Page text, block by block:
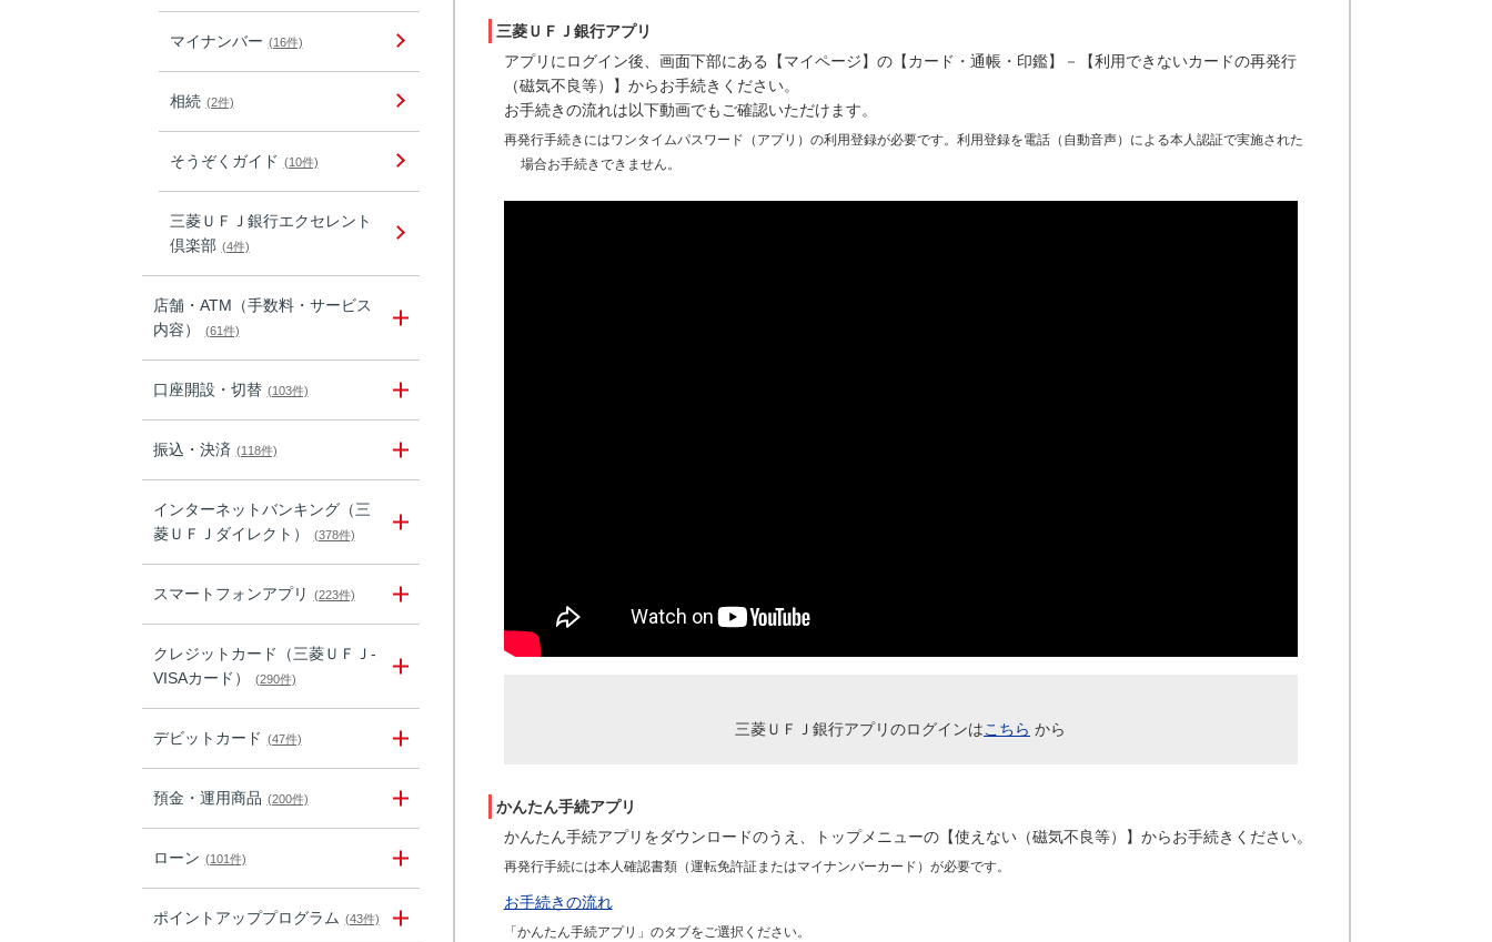
マイナンバー (16件)
相続 (2件)
そうぞくガイド (10件)
三菱ＵＦＪ銀行エクセレント
倶楽部 (4件)
店舗・ATM（手数料・サービス
内容）
(61件)
口座開設・切替 (103件)
振込・決済 (118件)
インターネットバンキング（三
菱ＵＦＪダイレクト）
(378件)
スマートフォンアプリ (223件)
クレジットカード（三菱ＵＦＪ-
VISAカード）
(290件)
デビットカード (47件)
預金・運用商品 (200件)
ローン (101件)
ポイントアッププログラム (43件)
三菱ＵＦＪ銀行アプリ
アプリにログイン後、画面下部にある【マイページ】の【カード・通帳・印鑑】－【利用できないカードの再発行
（磁気不良等）】からお手続きください。
お手続きの流れは以下動画でもご確認いただけます。
再発行手続きにはワンタイムパスワード（アプリ）の利用登録が必要です。利用登録を電話（自動音声）による本人認証で実施された
場合お手続きできません。
三菱ＵＦＪ銀行アプリのログインはこちら から
かんたん手続アプリ
かんたん手続アプリをダウンロードのうえ、トップメニューの【使えない（磁気不良等）】からお手続きください。
再発行手続には本人確認書類（運転免許証またはマイナンバーカード）が必要です。
お手続きの流れ
「かんたん手続アプリ」のタブをご選択ください。